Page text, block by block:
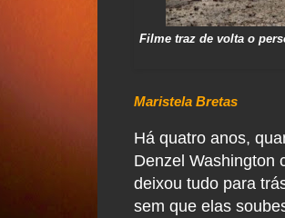
Filme traz de volta o
Maristela Bretas
Há quatro anos,
Denzel Washington
deixou tudo para
sem que elas